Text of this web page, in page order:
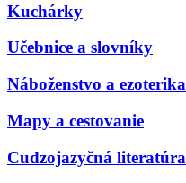
Kuchárky
Učebnice a slovníky
Náboženstvo a ezoterika
Mapy a cestovanie
Cudzojazyčná literatúra